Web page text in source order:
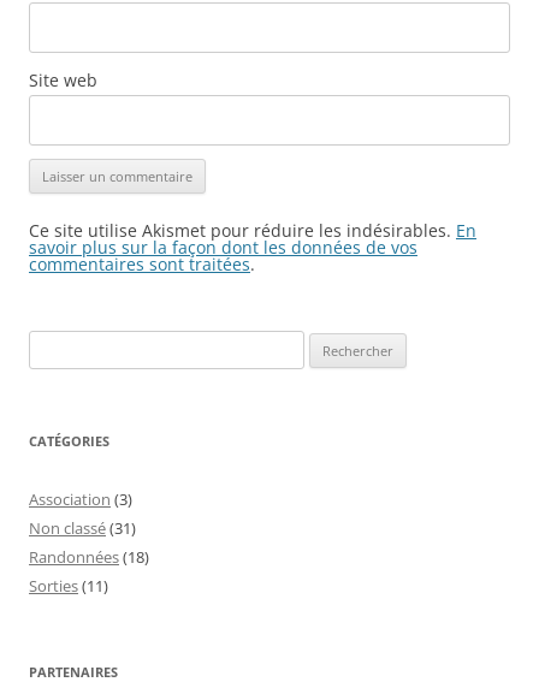
Site web
Ce site utilise Akismet pour réduire les indésirables. En
savoir plus sur la façon dont les données de vos
commentaires sont traitées.
CATÉGORIES
Association (3)
Non classé(31)
Randonnées(18)
Sorties(11)
PARTENAIRES